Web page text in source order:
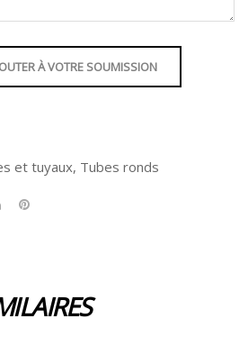
À VOTRE SOUMISSION
et tuyaux, Tubes ronds